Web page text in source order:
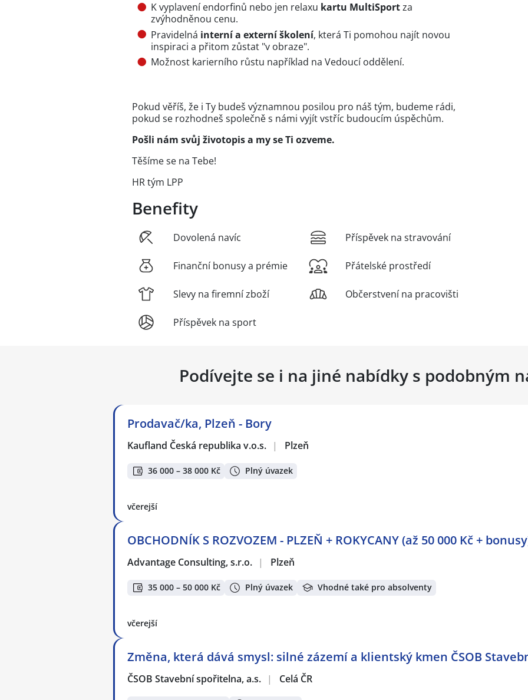
K vyplavení endorfinů nebo jen relaxu kartu MultiSportza
zvýhodněnou cenu.
Pravidelná interní a externí školení, která Ti pomohou najít novou
inspiraci a přitom zůstat "v obraze".
Možnost karierního růstu například na Vedoucí oddělení.
Pokud věříš, že i Ty budeš významnou posilou pro náš tým, budeme rádi,
pokud se rozhodneš společně s námi vyjít vstříc budoucím úspěchům.
Pošli nám svůj životopis a my se Ti ozveme.
Těšíme se na Tebe!
HR tým LPP
Benefity
Dovolená navíc
Finanční bonusy a prémie
Slevy na firemní zboží
Příspěvek na sport
Příspěvek na stravování
Přátelské prostředí
Občerstvení na pracovišti
Podívejte se i na jiné nabídky s podobným
Prodavač/ka, Plzeň - Bory
Kaufland Česká republika v.o.s. | Plzeň
36 000 – 38 000 Kč Plný úvazek
včerejší
OBCHODNÍK S ROZVOZEM - PLZEŇ + ROKYCANY (až 50 000 Kč +
Advantage Consulting, s.r.o. | Plzeň
35 000 – 50 000 Kč Plný úvazek Vhodné také pro absolventy
včerejší
Změna, která dává smysl: silné zázemí a klientský kmen ČSOB
ČSOB Stavební spořitelna, a.s. | Celá ČR